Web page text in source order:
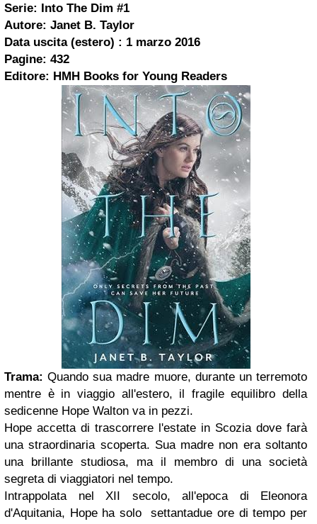
Serie: Into The Dim #1
Autore: Janet B. Taylor
Data uscita (estero) : 1 marzo 2016
Pagine: 432
Editore: HMH Books for Young Readers
Trama:Quando sua madre muore, durante un terremoto
mentre è in viaggio all'estero, il fragile equilibro della
sedicenne Hope Walton va in pezzi.
Hope accetta di trascorrere l'estate in Scozia dove farà
una straordinaria scoperta. Sua madre non era soltanto
una brillante studiosa, ma il membro di una società
segreta di viaggiatori nel tempo.
Intrappolata nel XII secolo, all'epoca di Eleonora
d'Aquitania, Hope ha solo settantadue ore di tempo per